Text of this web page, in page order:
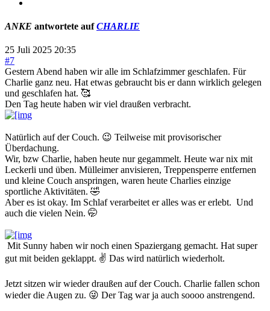
ANKE antwortete aufCHARLIE
25 Juli 2025 20:35
#7
Gestern Abend haben wir alle im Schlafzimmer geschlafen. Für
Charlie ganz neu. Hat etwas gebraucht bis er dann wirklich gelegen
und geschlafen hat. 🥰
Den Tag heute haben wir viel draußen verbracht.
Natürlich auf der Couch. 😉 Teilweise mit provisorischer
Überdachung.
Wir, bzw Charlie, haben heute nur gegammelt. Heute war nix mit
Leckerli und üben. Mülleimer anvisieren, Treppensperre entfernen
und kleine Couch anspringen, waren heute Charlies einzige
sportliche Aktivitäten. 🤣
Aber es ist okay. Im Schlaf verarbeitet er alles was er erlebt. Und
auch die vielen Nein. 🤭
Mit Sunny haben wir noch einen Spaziergang gemacht. Hat super
gut mit beiden geklappt. ✌️ Das wird natürlich wiederholt.
Jetzt sitzen wir wieder draußen auf der Couch. Charlie fallen schon
wieder die Augen zu. 😜 Der Tag war ja auch soooo anstrengend.